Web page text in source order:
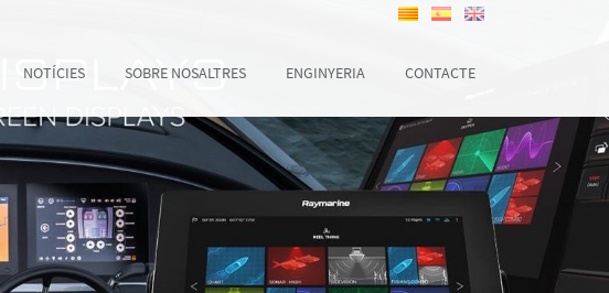
NOTÍCIES SOBRE NOSALTRES ENGINYERIA CONTACTE